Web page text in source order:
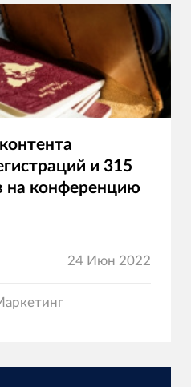
и 315
на конференцию
24 Июн 2022